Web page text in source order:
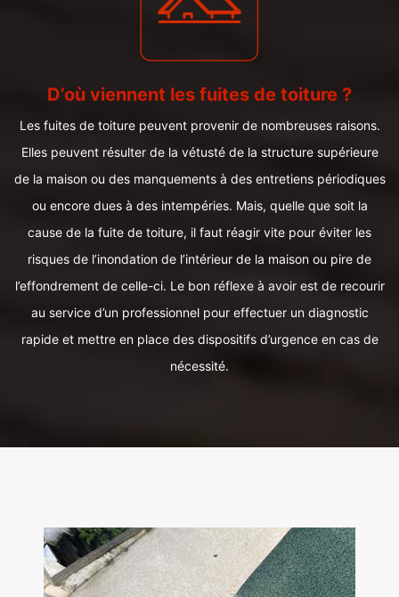
D’où viennent les fuites de toiture ?
Les fuites de toiture peuvent provenir de nombreuses raisons.
Elles peuvent résulter de la vétusté de la structure supérieure
de la maison ou des manquements à des entretiens périodiques
ou encore dues à des intempéries. Mais, quelle que soit la
cause de la fuite de toiture, il faut réagir vite pour éviter les
risques de l’inondation de l’intérieur de la maison ou pire de
l’effondrement de celle-ci. Le bon réflexe à avoir est de recourir
au service d’un professionnel pour effectuer un diagnostic
rapide et mettre en place des dispositifs d’urgence en cas de
nécessité.